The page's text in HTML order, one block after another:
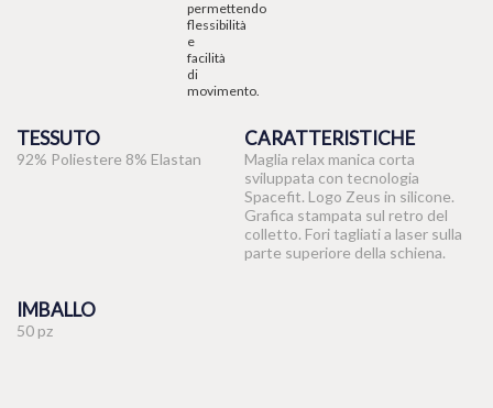
TESSUTO
92% Poliestere 8% Elastan
CARATTERISTICHE
Maglia relax manica corta
sviluppata con tecnologia
Spacefit. Logo Zeus in silicone.
Grafica stampata sul retro del
colletto. Fori tagliati a laser sulla
parte superiore della schiena.
IMBALLO
50 pz